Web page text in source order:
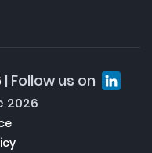
| Follow us on
2026